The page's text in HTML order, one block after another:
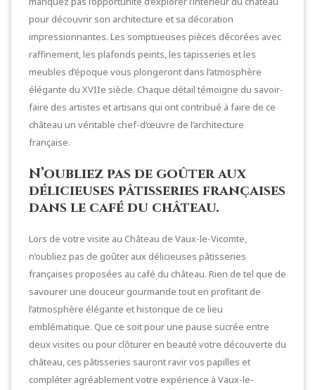
pour découvrir son architecture et sa décoration
impressionnantes. Les somptueuses pièces décorées avec
raffinement, les plafonds peints, les tapisseries et les
meubles d’époque vous plongeront dans l’atmosphère
élégante du XVIIe siècle. Chaque détail témoigne du savoir-
faire des artistes et artisans qui ont contribué à faire de ce
château un véritable chef-d’œuvre de l’architecture
française.
N’oubliez pas de goûter aux
délicieuses pâtisseries françaises
dans le café du château.
Lors de votre visite au Château de Vaux-le-Vicomte,
n’oubliez pas de goûter aux délicieuses pâtisseries
françaises proposées au café du château. Rien de tel que de
savourer une douceur gourmande tout en profitant de
l’atmosphère élégante et historique de ce lieu
emblématique. Que ce soit pour une pause sucrée entre
deux visites ou pour clôturer en beauté votre découverte du
château, ces pâtisseries sauront ravir vos papilles et
compléter agréablement votre expérience à Vaux-le-